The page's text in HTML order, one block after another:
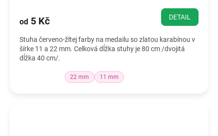
od 5 Kč DETAIL
Stuha červeno-žltej farby na medailu so zlatou karabínou v
šírke 11 a 22 mm. Celková dĺžka stuhy je 80 cm /dvojitá
dĺžka 40 cm/.
22 mm 11 mm